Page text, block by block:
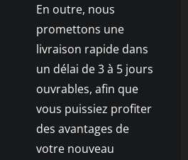
En outre, nous
promettons une
livraison rapide dans
un délai de 3 à 5 jours
ouvrables, afin que
vous puissiez profiter
des avantages de
votre nouveau